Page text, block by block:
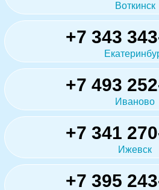
Воткинск
+7 343
+7 493
Иваново
+7 341
Ижевск
+7 395